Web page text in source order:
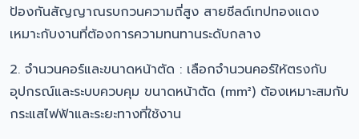
ป้องกันสัญญาณรบกวนความถี่สูง สายชีลด์เทปทองแดง
เหมาะกับงานที่ต้องการความทนทานระดับกลาง
2. จำนวนคอร์และขนาดหน้าตัด : เลือกจำนวนคอร์ให้ตรงกับ
อุปกรณ์และระบบควบคุม ขนาดหน้าตัด (mm²) ต้องเหมาะสมกับ
กระแสไฟฟ้าและระยะทางที่ใช้งาน